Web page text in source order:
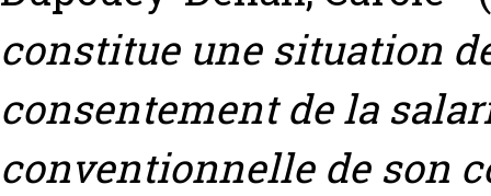
constitue une situation
consentement de la
conventionnelle de son